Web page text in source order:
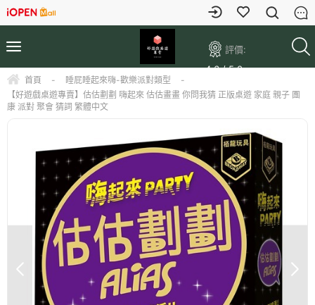
評價:
4.6 / 5.0
首頁 - 睡屁睡起來嗨-歡樂派對類型
-
【好遊戲桌遊專賣】估估劃劃 嗨起來 估估畫畫 你問我猜 正版桌遊 家庭 親子 團
康 派對 聚會 猜詞 繁體中文